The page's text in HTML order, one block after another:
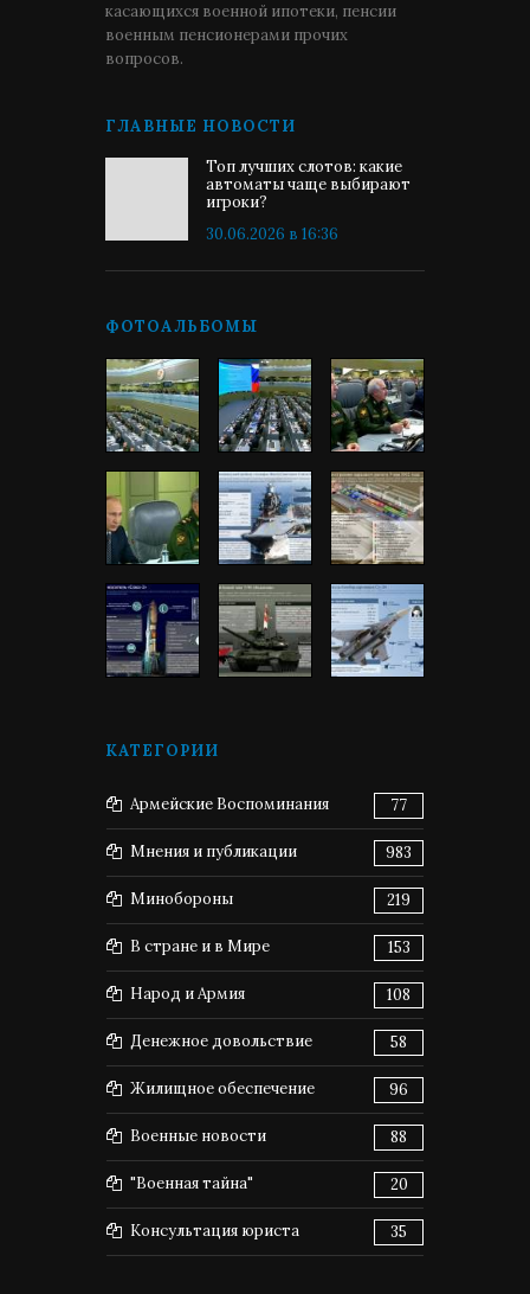
касающихся военной ипотеки, пенсии
военным пенсионерами прочих
вопросов.
ГЛАВНЫЕ НОВОСТИ
Топ лучших слотов: какие
автоматы чаще выбирают
игроки?
30.06.2026 в 16:36
ФОТОАЛЬБОМЫ
КАТЕГОРИИ
Армейские Воспоминания 77
Мнения и публикации 983
Минобороны 219
В стране и в Мире 153
Народ и Армия 108
Денежное довольствие 58
Жилищное обеспечение 96
Военные новости 88
"Военная тайна" 20
Консультация юриста 35